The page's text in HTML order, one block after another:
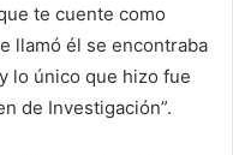
te cuente como
llamó él se encontraba
lo único que hizo fue
de Investigación”.